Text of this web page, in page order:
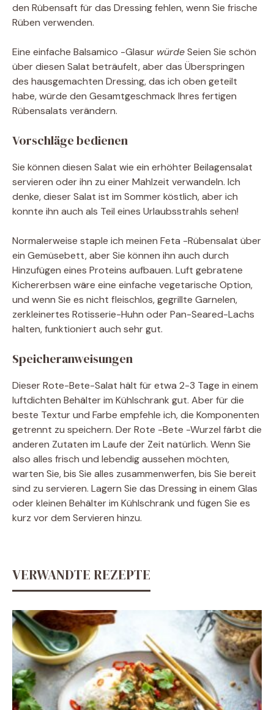
den Rübensaft für das Dressing fehlen, wenn Sie frische
Rüben verwenden.
Eine einfache Balsamico -Glasur würdeSeien Sie schön
über diesen Salat beträufelt, aber das Überspringen
des hausgemachten Dressing, das ich oben geteilt
habe, würde den Gesamtgeschmack Ihres fertigen
Rübensalats verändern.
Vorschläge bedienen
Sie können diesen Salat wie ein erhöhter Beilagensalat
servieren oder ihn zu einer Mahlzeit verwandeln. Ich
denke, dieser Salat ist im Sommer köstlich, aber ich
konnte ihn auch als Teil eines Urlaubsstrahls sehen!
Normalerweise staple ich meinen Feta -Rübensalat über
ein Gemüsebett, aber Sie können ihn auch durch
Hinzufügen eines Proteins aufbauen. Luft gebratene
Kichererbsen wäre eine einfache vegetarische Option,
und wenn Sie es nicht fleischlos, gegrillte Garnelen,
zerkleinertes Rotisserie-Huhn oder Pan-Seared-Lachs
halten, funktioniert auch sehr gut.
Speicheranweisungen
Dieser Rote-Bete-Salat hält für etwa 2-3 Tage in einem
luftdichten Behälter im Kühlschrank gut. Aber für die
beste Textur und Farbe empfehle ich, die Komponenten
getrennt zu speichern. Der Rote -Bete -Wurzel färbt die
anderen Zutaten im Laufe der Zeit natürlich. Wenn Sie
also alles frisch und lebendig aussehen möchten,
warten Sie, bis Sie alles zusammenwerfen, bis Sie bereit
sind zu servieren. Lagern Sie das Dressing in einem Glas
oder kleinen Behälter im Kühlschrank und fügen Sie es
kurz vor dem Servieren hinzu.
VERWANDTE REZEPTE